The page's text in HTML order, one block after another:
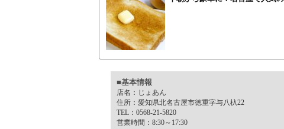
■基本情報
店名：じょあん
住所：愛知県北名古屋市徳重字与八杁22
TEL：0568-21-5820
営業時間：8:30～17:30